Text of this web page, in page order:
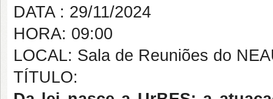
DATA : 29/11/2024
HORA: 09:00
LOCAL: Sala de Reuniões do
TÍTULO: